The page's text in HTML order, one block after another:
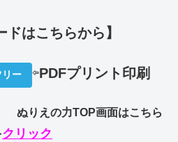
ドはこちらから】
ー ⇦PDFプリ ント印刷
ぬりえの力TOP画面はこちら
クリック